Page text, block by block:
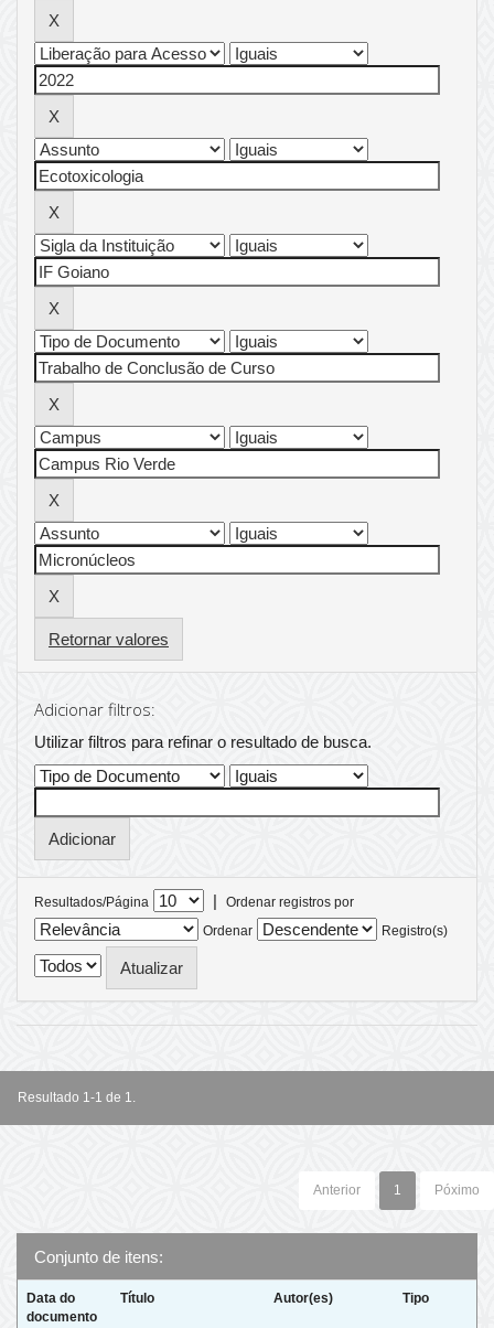
Retornar valores
Adicionar filtros:
Utilizar filtros para refinar o resultado de busca.
Resultados/Página |
Ordenar registros por
Ordenar
Registro(s)
Resultado 1-1 de 1.
Anterior 1 Póximo
Conjunto de itens:
Data do
documento
Título Autor(es) Tipo